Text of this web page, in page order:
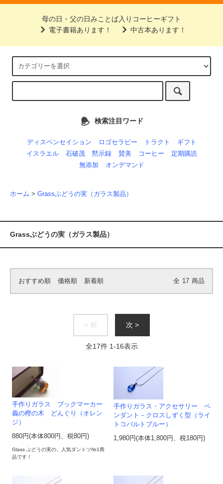
母の日・父の日みことば入りコーヒーギフト
電子書籍あります！
中古本あります！
検索注目ワード
ディスペンセイション ロゴセラピー トラクト
ギフト
イスラエル
石破茂 黙示録 賛美 コーヒー
定期購読
無添加
オンデマンド
ホーム > Grassぶどうの実（ガラス製品）
Grassぶどうの実（ガラス製品）
おすすめ順 価格順 新着順 全 17 商品
< 前 次 >
全17件 1-16表示
手作りガラス ブックマーカー
義の樫の木 どんぐり（オレン
ジ）
880円(本体800円、税80円)
Glass ぶどうの実の、人気ダントツ№1商
品です！
手作りガラス・アクセサリー ペ
ンダント－クロスしずく型（ライ
トコバルトブルー）
1,980円(本体1,800円、税180円)